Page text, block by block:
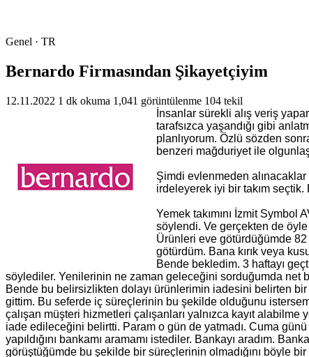
Genel · TR
Bernardo Firmasından Şikayetçiyim
12.11.2022 1 dk okuma 1,041 görüntülenme 104 tekil
İnsanlar sürekli alış veriş
tarafsızca yaşandığı gibi
planlıyorum. Özlü sözden
benzeri mağduriyet ile
Şimdi evlenmeden
irdeleyerek iyi bir takım
Yemek takımını İzmit Symbol
söylendi. Ve gerçekten de
Ürünleri eve götürdüğümde 82
götürdüm. Bana kırık veya
Bende bekledim. 3 haftayı
söylediler. Yenilerinin ne zaman geleceğini sorduğumda net
Bende bu belirsizlikten dolayı ürünlerimin iadesini belirten
gittim. Bu seferde iç süreçlerinin bu şekilde olduğunu
çalışan müşteri hizmetleri çalışanları yalnızca kayıt
iade edileceğini belirtti. Param o gün de yatmadı. Cuma
yapıldığını bankamı aramamı istediler. Bankayı aradım.
görüştüğümde bu şekilde bir süreçlerinin olmadığını böyle